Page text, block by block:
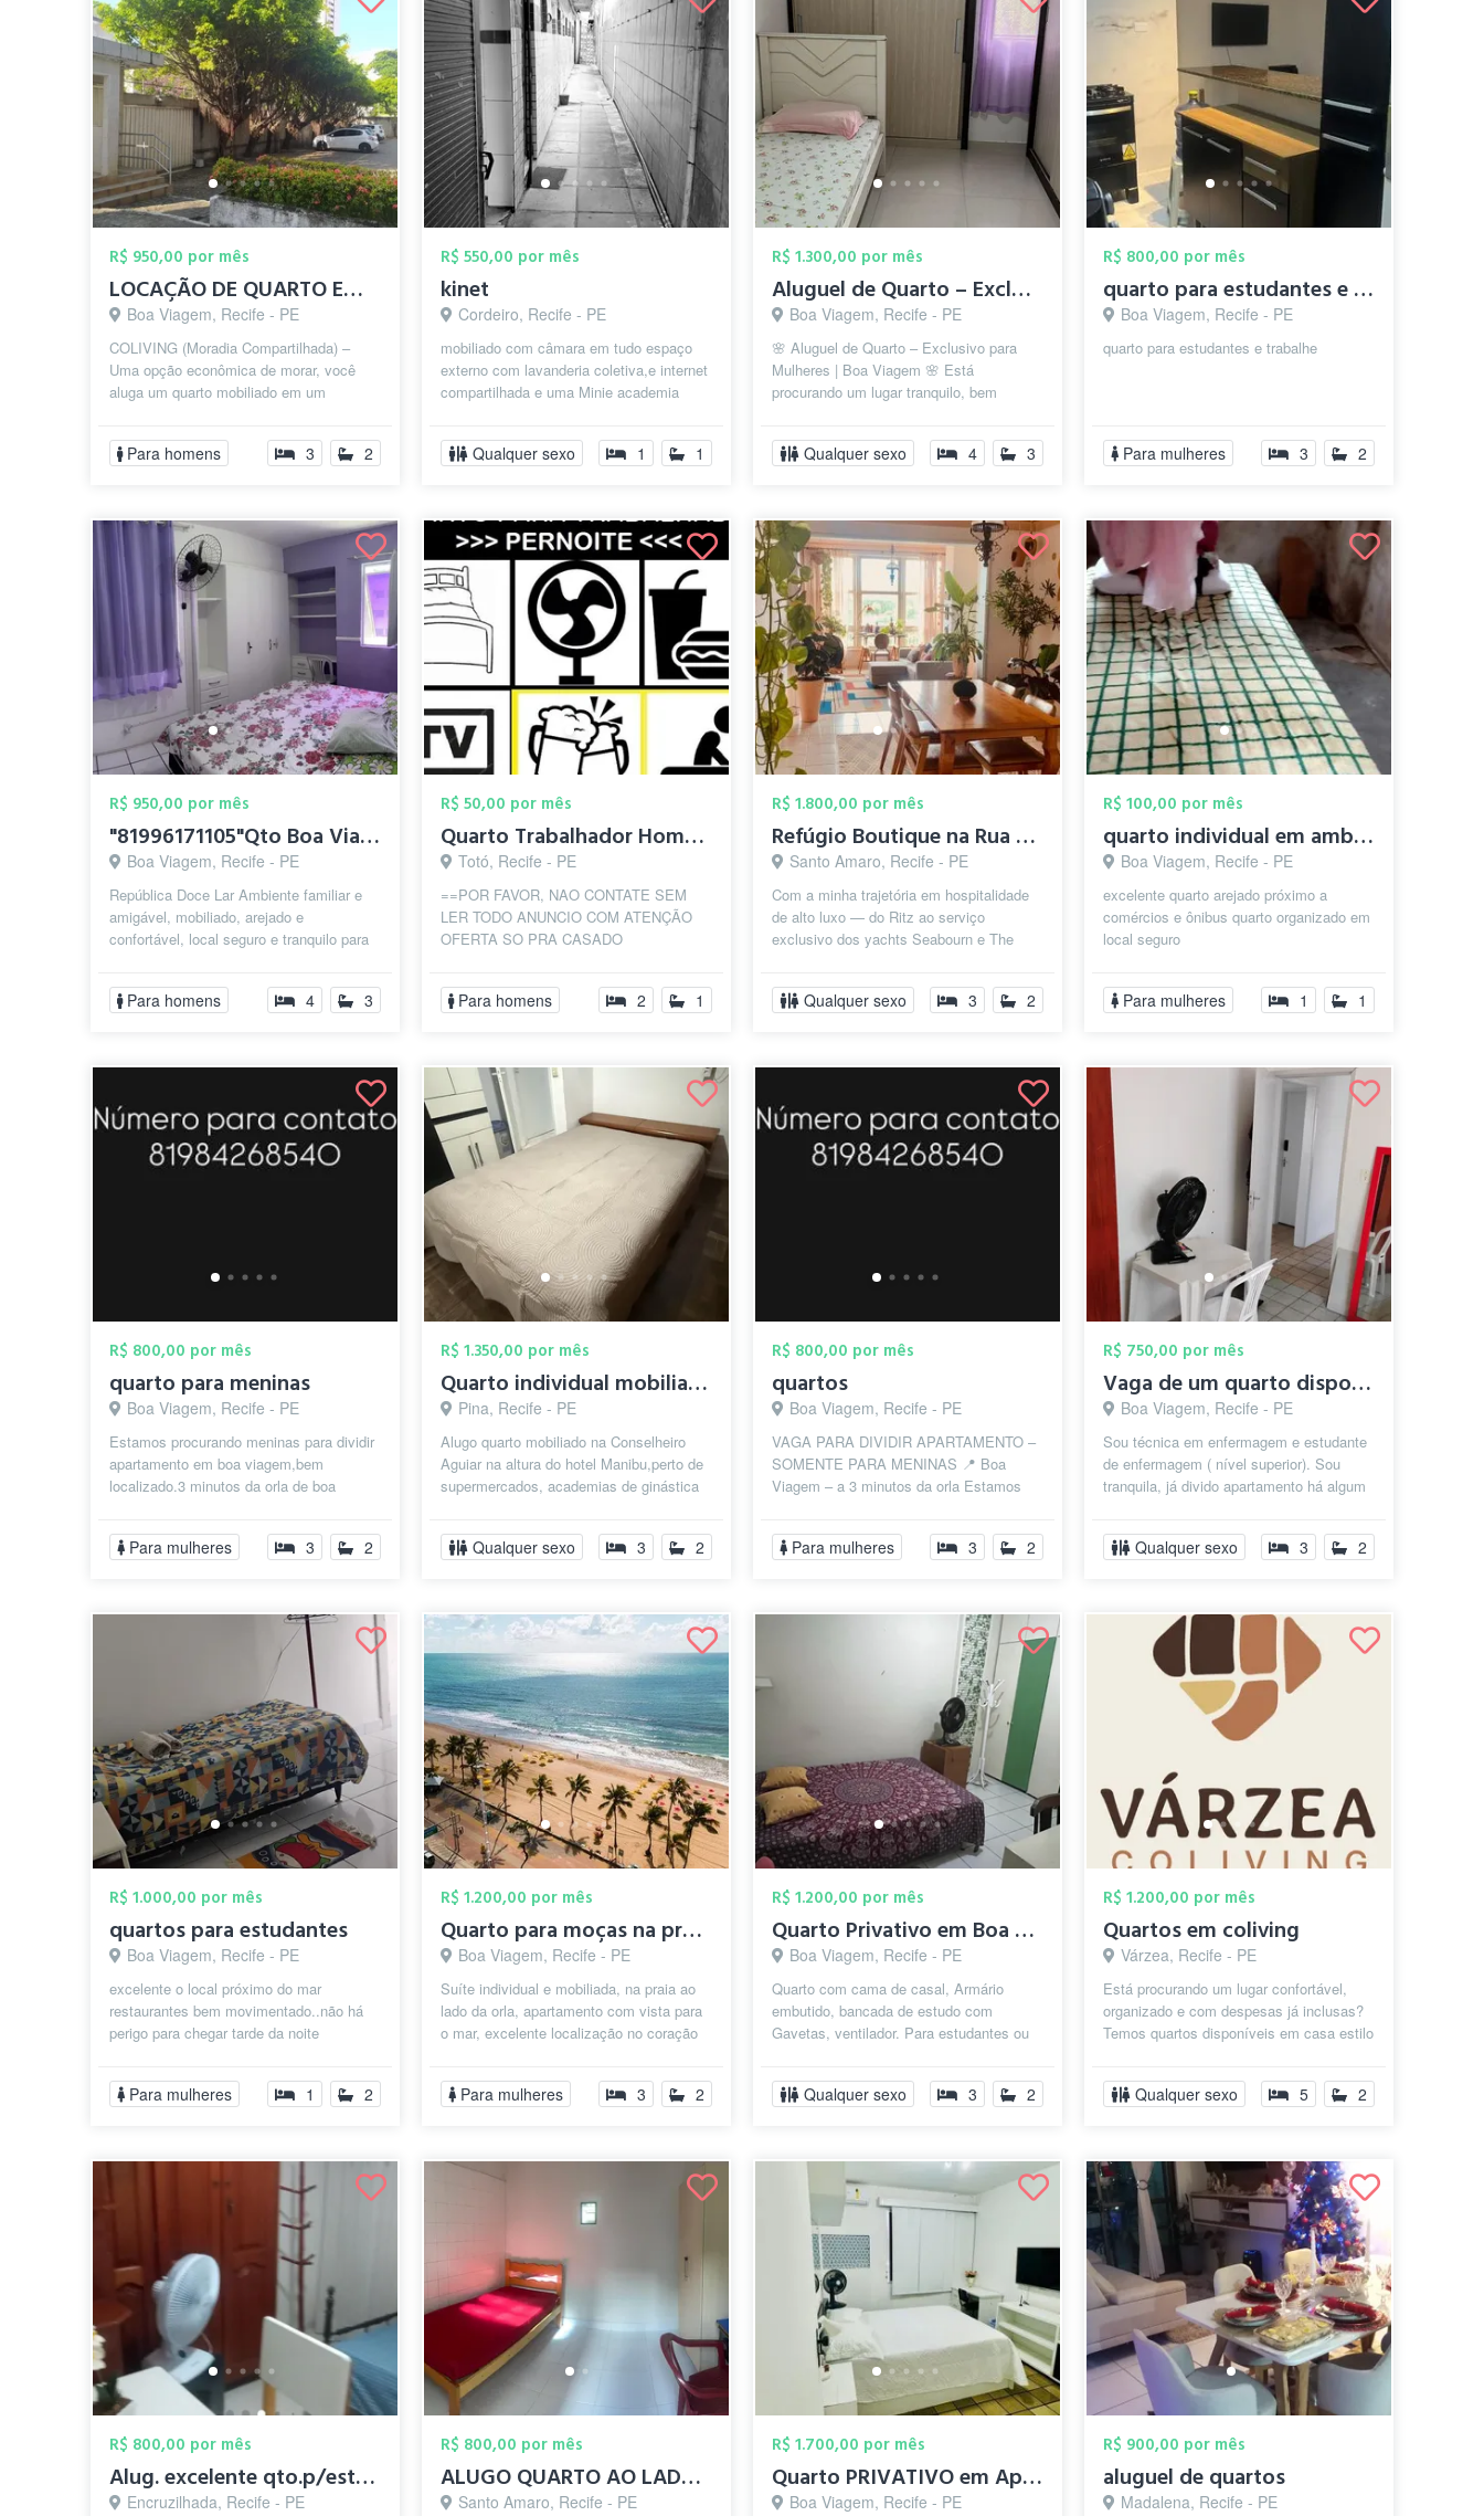
R$ 950,00 por mês
LOCAÇÃO DE QUARTO EM BOA VIAGEM
Boa Viagem, Recife - PE
COLIVING (Moradia Compartilhada) –
Uma opção econômica de morar, você
aluga um quarto mobiliado em um
estrutura e p...
Para homens 3 2
R$ 550,00 por mês
kinet
Cordeiro, Recife - PE
mobiliado com câmara em tudo espaço
externo com lavanderia coletiva,e internet
compartilhada e uma Minie academia
Qualquer sexo 1 1
R$ 1.300,00 por mês
Aluguel de Quarto – Exclusivo para Mulhe...
Boa Viagem, Recife - PE
🌸 Aluguel de Quarto – Exclusivo para
Mulheres | Boa Viagem 🌸 Está
procurando um lugar tranquilo, bem
Temos a o...
Qualquer sexo 4 3
R$ 800,00 por mês
quarto para estudantes e trabalhe
Boa Viagem, Recife - PE
quarto para estudantes e trabalhe
Para mulheres 3 2
R$ 950,00 por mês
"81996171105"Qto Boa Viagem p/HOMENS IND...
Boa Viagem, Recife - PE
República Doce Lar Ambiente familiar e
amigável, mobiliado, arejado e
confortável, local seguro e tranquilo para
Para homens 4 3
R$ 50,00 por mês
Quarto Trabalhador Homem Casado Evangeli...
Totó, Recife - PE
==POR FAVOR, NAO CONTATE SEM
LER TODO ANUNCIO COM ATENÇÃO
OFERTA SO PRA CASADO
FAVOR, =POSSIBILIDADE PRIMEIRA
NOITE GRAT...
Para homens 2 1
R$ 1.800,00 por mês
Refúgio Boutique na Rua da Aurora - Arte...
Santo Amaro, Recife - PE
Com a minha trajetória em hospitalidade
de alto luxo — do Ritz ao serviço
exclusivo dos yachts Seabourn e The
...
Qualquer sexo 3 2
R$ 100,00 por mês
quarto individual em ambiente família é ...
Boa Viagem, Recife - PE
excelente quarto arejado próximo a
comércios e ônibus quarto organizado em
local seguro
Para mulheres 1 1
R$ 800,00 por mês
quarto para meninas
Boa Viagem, Recife - PE
Estamos procurando meninas para dividir
apartamento em boa viagem,bem
localizado.3 minutos da orla de boa
perto d...
Para mulheres 3 2
R$ 1.350,00 por mês
Quarto individual mobiliado a 50 metros ...
Pina, Recife - PE
Alugo quarto mobiliado na Conselheiro
Aguiar na altura do hotel Manibu,perto de
supermercados, academias de ginástica
Qualquer sexo 3 2
R$ 800,00 por mês
quartos
Boa Viagem, Recife - PE
VAGA PARA DIVIDIR APARTAMENTO –
SOMENTE PARA MENINAS 📍 Boa
Viagem – a 3 minutos da orla Estamos
aconchegante e...
Para mulheres 3 2
R$ 750,00 por mês
Vaga de um quarto disponível em apartame...
Boa Viagem, Recife - PE
Sou técnica em enfermagem e estudante
de enfermagem ( nível superior). Sou
tranquila, já divido apartamento há algum
Qualquer sexo 3 2
R$ 1.000,00 por mês
quartos para estudantes
Boa Viagem, Recife - PE
excelente o local próximo do mar
restaurantes bem movimentado..não há
perigo para chegar tarde da noite
tbm para...
Para mulheres 1 2
R$ 1.200,00 por mês
Quarto para moças na praia de Boa Viagem
Boa Viagem, Recife - PE
Suíte individual e mobiliada, na praia ao
lado da orla, apartamento com vista para
o mar, excelente localização no coração
Para mulheres 3 2
R$ 1.200,00 por mês
Quarto Privativo em Boa Viagem! R$1.200...
Boa Viagem, Recife - PE
Quarto com cama de casal, Armário
embutido, bancada de estudo com
Gavetas, ventilador. Para estudantes ou
fora,educadas,limpas...
Qualquer sexo 3 2
R$ 1.200,00 por mês
Quartos em coliving
Várzea, Recife - PE
Está procurando um lugar confortável,
organizado e com despesas já inclusas?
Temos quartos disponíveis em casa estilo
Qualquer sexo 5 2
R$ 800,00 por mês
Alug. excelente qto.p/estudante de fora,...
Encruzilhada, Recife - PE
R$ 800,00 por mês
ALUGO QUARTO AO LADO DA UNIVERSIDADE CAT...
Santo Amaro, Recife - PE
R$ 1.700,00 por mês
Quarto PRIVATIVO em Apartamento Comparti...
Boa Viagem, Recife - PE
R$ 900,00 por mês
aluguel de quartos
Madalena, Recife - PE